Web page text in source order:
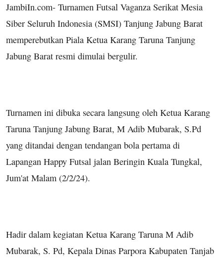
JambiIn.com- Turnamen Futsal Vaganza Serikat Mesia
Siber Seluruh Indonesia (SMSI) Tanjung Jabung Barat
memperebutkan Piala Ketua Karang Taruna Tanjung
Jabung Barat resmi dimulai bergulir.
Turnamen ini dibuka secara langsung oleh Ketua Karang
Taruna Tanjung Jabung Barat, M Adib Mubarak, S.Pd
yang ditandai dengan tendangan bola pertama di
Lapangan Happy Futsal jalan Beringin Kuala Tungkal,
Jum'at Malam (2/2/24).
Hadir dalam kegiatan Ketua Karang Taruna M Adib
Mubarak, S. Pd, Kepala Dinas Parpora Kabupaten Tanjab